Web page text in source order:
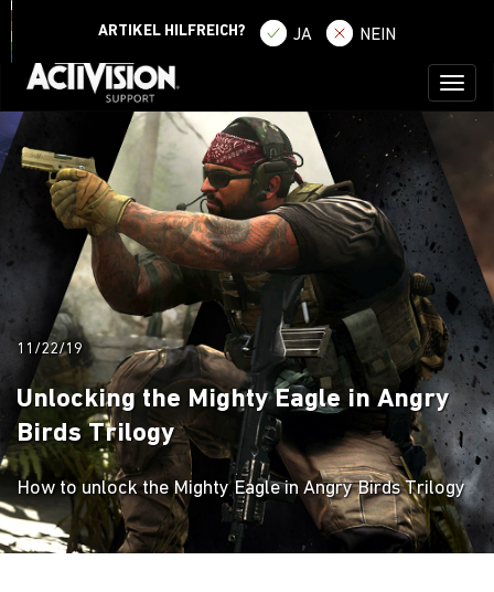
ANMELDEN
REGISTRIEREN
ARTIKEL HILFREICH? JA NEIN
11/22/19
Unlocking the Mighty Eagle in Angry
Birds Trilogy
How to unlock the Mighty Eagle in Angry Birds Trilogy